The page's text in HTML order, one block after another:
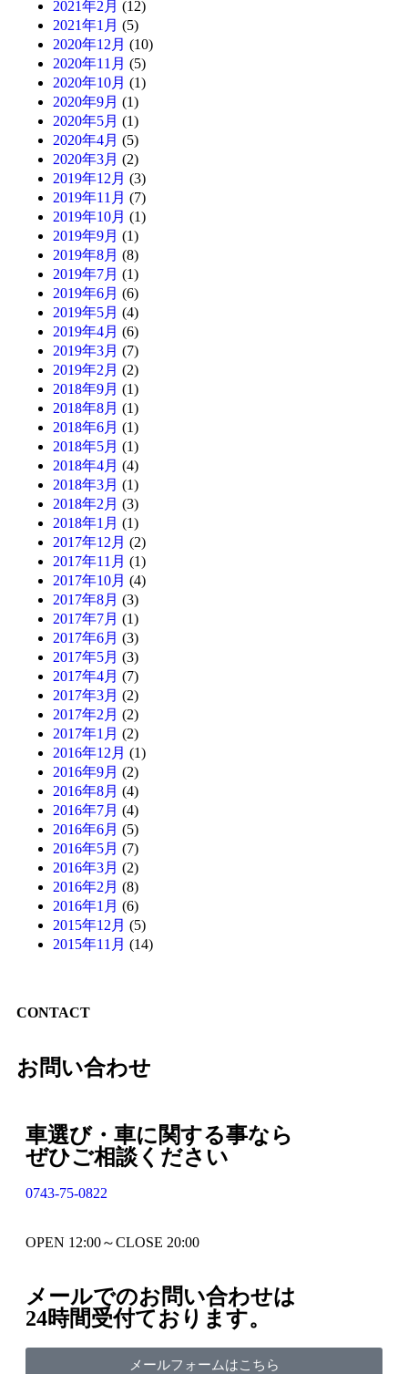
2021年2月 (12)
2021年1月 (5)
2020年12月 (10)
2020年11月 (5)
2020年10月 (1)
2020年9月 (1)
2020年5月 (1)
2020年4月 (5)
2020年3月 (2)
2019年12月 (3)
2019年11月 (7)
2019年10月 (1)
2019年9月 (1)
2019年8月 (8)
2019年7月 (1)
2019年6月 (6)
2019年5月 (4)
2019年4月 (6)
2019年3月 (7)
2019年2月 (2)
2018年9月 (1)
2018年8月 (1)
2018年6月 (1)
2018年5月 (1)
2018年4月 (4)
2018年3月 (1)
2018年2月 (3)
2018年1月 (1)
2017年12月 (2)
2017年11月 (1)
2017年10月 (4)
2017年8月 (3)
2017年7月 (1)
2017年6月 (3)
2017年5月 (3)
2017年4月 (7)
2017年3月 (2)
2017年2月 (2)
2017年1月 (2)
2016年12月 (1)
2016年9月 (2)
2016年8月 (4)
2016年7月 (4)
2016年6月 (5)
2016年5月 (7)
2016年3月 (2)
2016年2月 (8)
2016年1月 (6)
2015年12月 (5)
2015年11月 (14)
CONTACT
お問い合わせ
車選び・車に関する事なら
ぜひご相談ください
0743-75-0822
OPEN 12:00～CLOSE 20:00
メールでのお問い合わせは
24時間受付ております。
メールフォームはこちら